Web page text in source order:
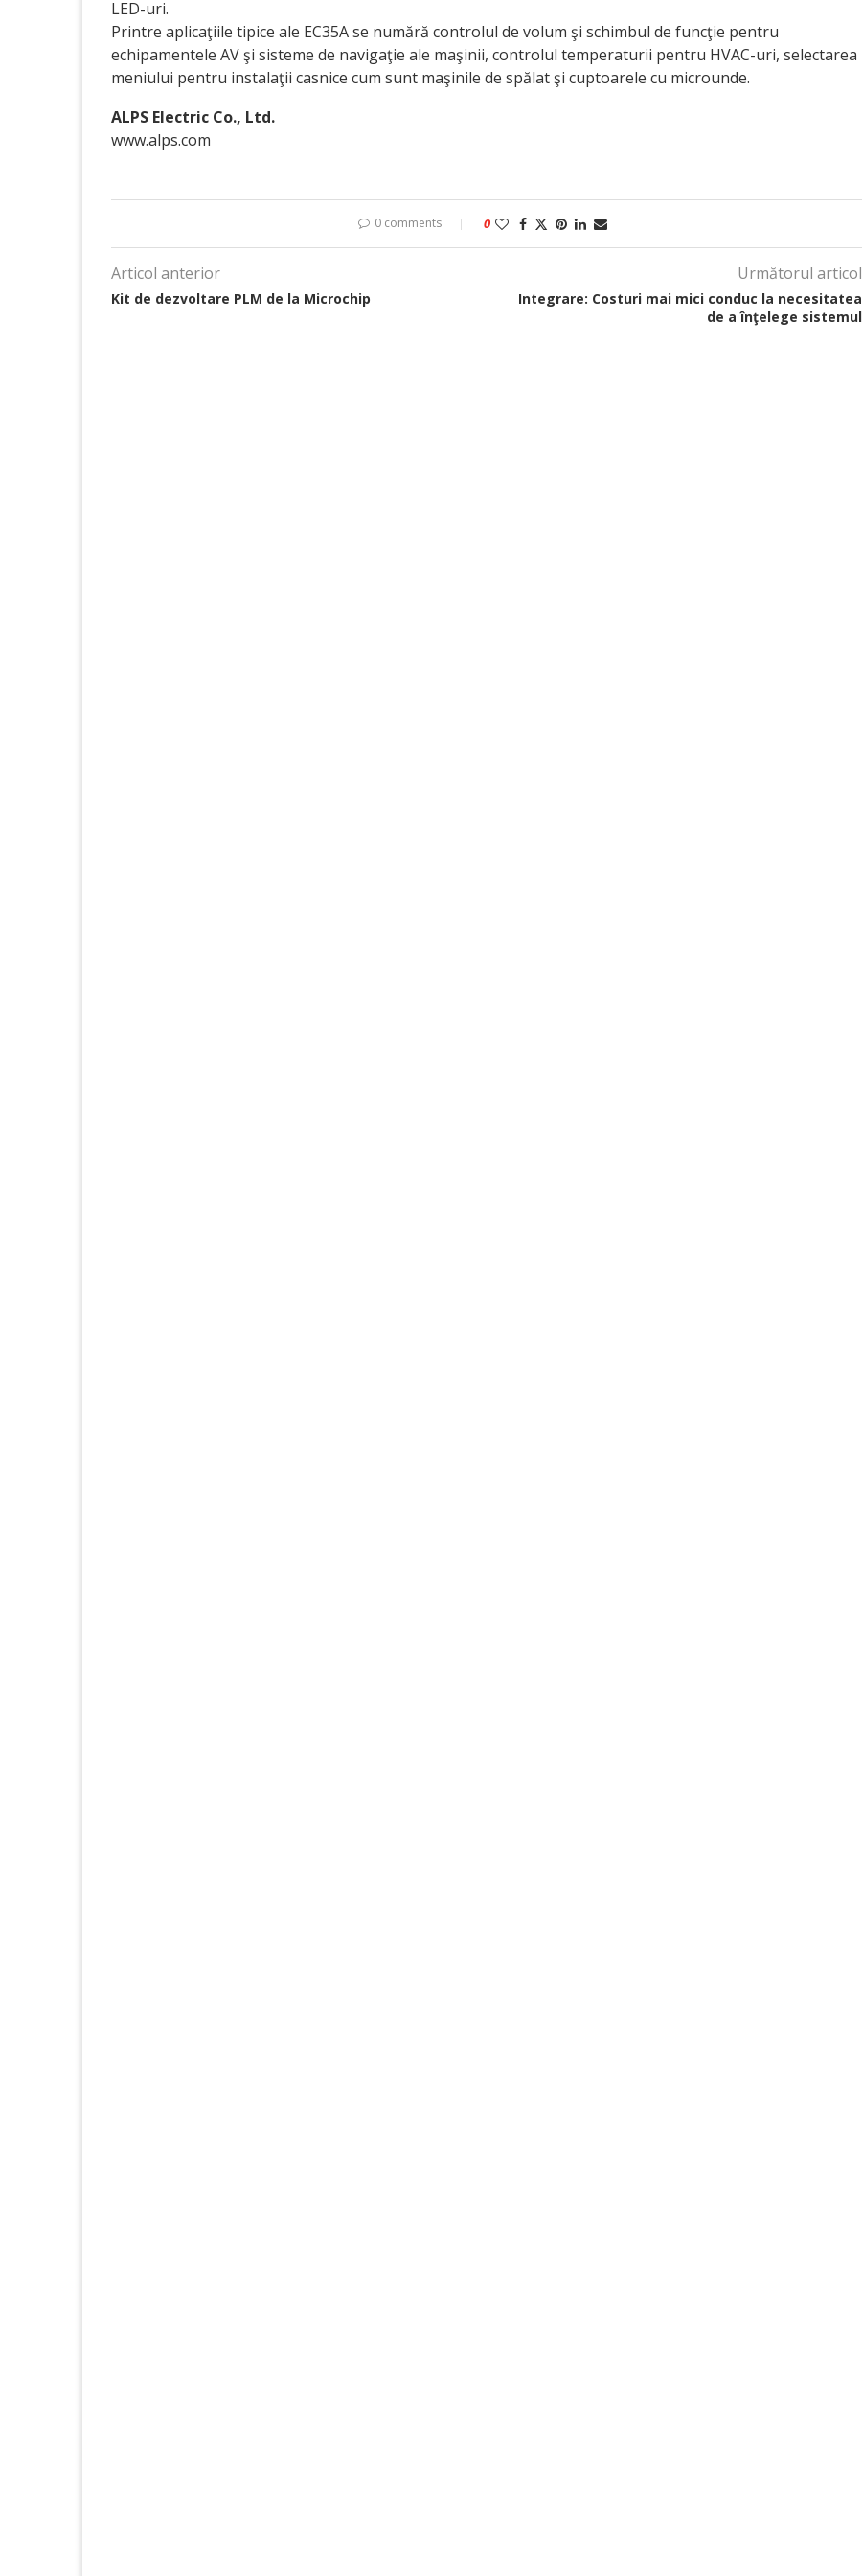
LED-uri.
Printre aplicaţiile tipice ale EC35A se numără controlul de volum şi schimbul de funcţie pentru
echipamentele AV şi sisteme de navigaţie ale maşinii, controlul temperaturii pentru HVAC-uri, selectarea
meniului pentru instalaţii casnice cum sunt maşinile de spălat şi cuptoarele cu microunde.
ALPS Electric Co., Ltd.
www.alps.com
0 comments 0
Articol anterior
Kit de dezvoltare PLM de la Microchip
Următorul articol
Integrare: Costuri mai mici conduc la necesitatea
de a înţelege sistemul